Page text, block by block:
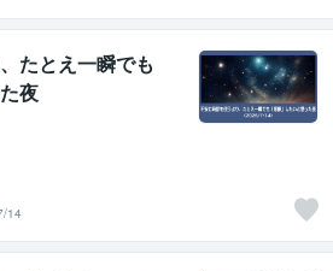
たとえ一瞬でも
夜
14